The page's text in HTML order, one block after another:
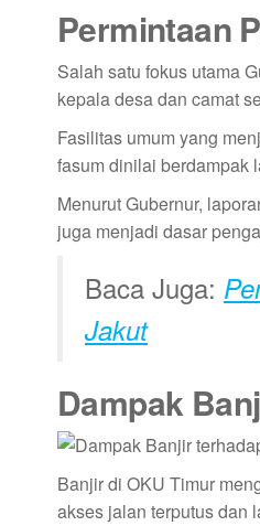
Permintaan
Salah satu fokus utama
kepala desa dan camat
Fasilitas umum yang
fasum dinilai berdampak
Menurut Gubernur,
juga menjadi dasar
Baca Juga:
Jakut
Dampak
Banjir di OKU Timur
akses jalan terputus dan